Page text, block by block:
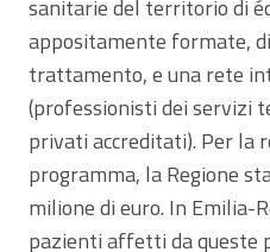
sanitarie del territorio di
appositamente formate,
trattamento, e una rete
(professionisti dei servizi
privati accreditati). Per la
programma, la Regione
milione di euro. In Emilia-
pazienti affetti da queste